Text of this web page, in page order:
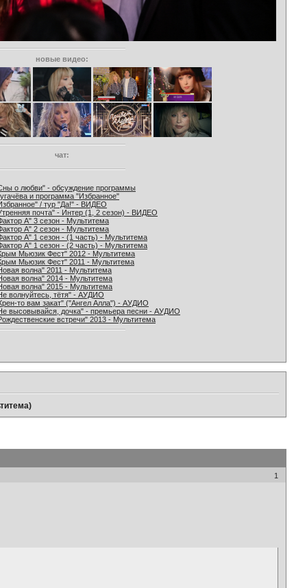
новые видео:
чат:
о любви" - обсуждение программы
и программа "Избранное"
/ тур "Да!" - ВИДЕО
почта" - Интер (1, 2 сезон) - ВИДЕО
А" 3 сезон - Мультитема
А" 2 сезон - Мультитема
А" 1 сезон - (1 часть) - Мультитема
А" 1 сезон - (2 часть) - Мультитема
Мьюзик Фест" 2012 - Мультитема
Мьюзик Фест" 2011 - Мультитема
волна" 2011 - Мультитема
волна" 2014 - Мультитема
волна" 2015 - Мультитема
волнуйтесь, тётя" - АУДИО
то вам закат" ("Ангел Алла") - АУДИО
высовывайся, дочка" - премьера песни - АУДИО
встречи" 2013 - Мультитема
1